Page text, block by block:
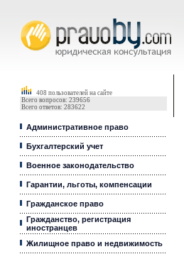
408 пользователей на сайте
Всего вопросов: 239656
Всего ответов: 283622
Административное право
Бухгалтерский учет
Военное законодательство
Гарантии, льготы, компенсации
Гражданское право
Гражданство, регистрация
иностранцев
Жилищное право и недвижимость